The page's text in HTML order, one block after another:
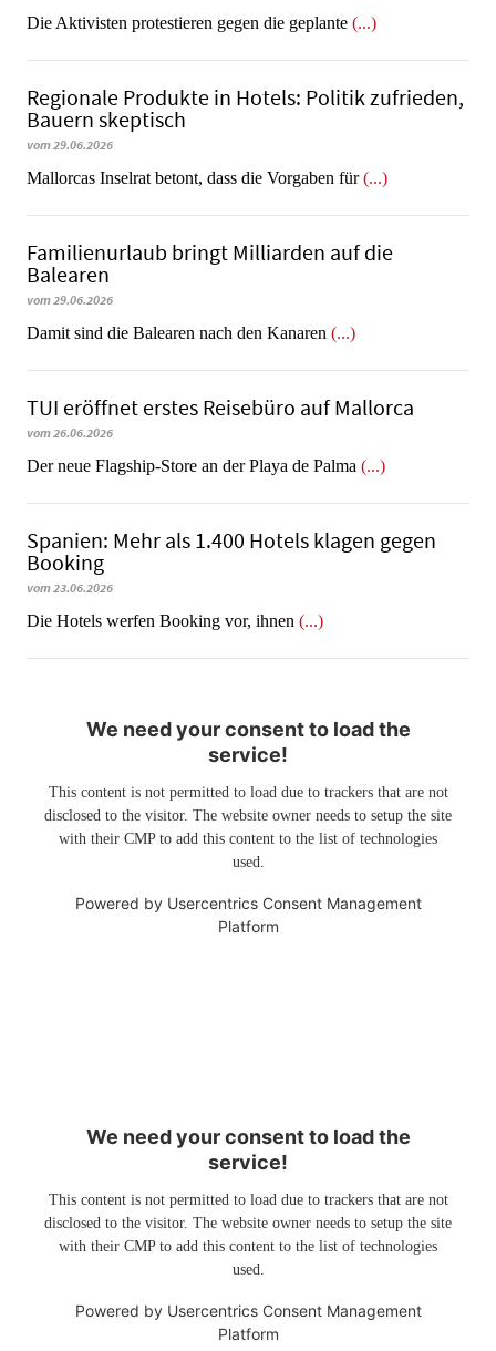
Die Aktivisten protestieren gegen die geplante (...)
Regionale Produkte in Hotels: Politik zufrieden,
Bauern skeptisch
vom 29.06.2026
Mallorcas Inselrat betont, dass die Vorgaben für(...)
Familienurlaub bringt Milliarden auf die
Balearen
vom 29.06.2026
​​​​​​​Damit sind die Balearen nach den Kanaren (...)
TUI eröffnet erstes Reisebüro auf Mallorca
vom 26.06.2026
Der neue Flagship-Store an der Playa de Palma (...)
Spanien: Mehr als 1.400 Hotels klagen gegen
Booking
vom 23.06.2026
​​​​​​​Die Hotels werfen Booking vor, ihnen (...)
We need your consent to load the
service!
This content is not permitted to load due to trackers that are not
disclosed to the visitor. The website owner needs to setup the site
with their CMP to add this content to the list of technologies
used.
Powered by Usercentrics Consent Management
Platform
We need your consent to load the
service!
This content is not permitted to load due to trackers that are not
disclosed to the visitor. The website owner needs to setup the site
with their CMP to add this content to the list of technologies
used.
Powered by Usercentrics Consent Management
Platform